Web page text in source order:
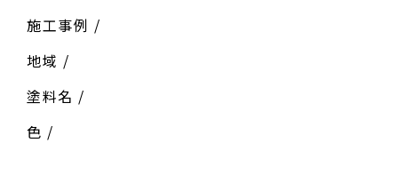
施工事例 /
地域 /
塗料名 /
色 /